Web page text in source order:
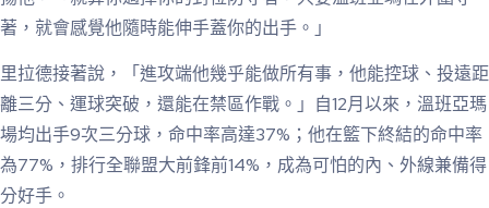
著，就會感覺他隨時能伸手蓋你的出手。」
里拉德接著說，「進攻端他幾乎能做所有事，他能控球、投遠距
離三分、運球突破，還能在禁區作戰。」自12月以來，溫班亞瑪
場均出手9次三分球，命中率高達37%；他在籃下終結的命中率
為77%，排行全聯盟大前鋒前14%，成為可怕的內、外線兼備得
分好手。